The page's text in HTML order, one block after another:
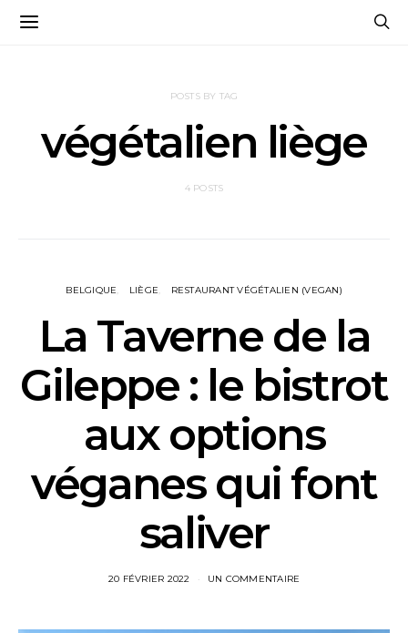
POSTS BY TAG
végétalien liège
4 POSTS
BELGIQUE LIÈGE RESTAURANT VÉGÉTALIEN (VEGAN)
La Taverne de la
Gileppe : le bistrot
aux options
véganes qui font
saliver
20 FÉVRIER 2022 UN COMMENTAIRE